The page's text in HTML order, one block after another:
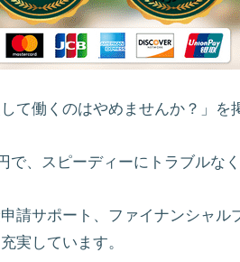
て働くのはやめませんか？」を
で、スピーディーにトラブルな
請サポート、ファイナンシャル
実しています。